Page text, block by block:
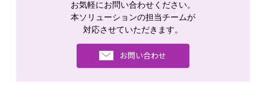
お気軽にお問い合わせください。
本ソリューションの担当チームが
対応させていただきます。
お問い合わせ